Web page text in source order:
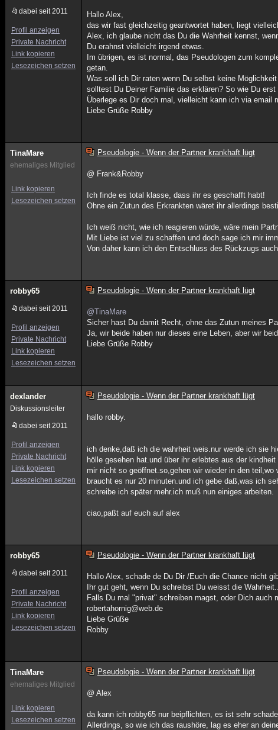
dabei seit 2011
Profil anzeigen
Private Nachricht
Link kopieren
Lesezeichen setzen
Hallo Alex,
das wir fast gleichzeitig geantwortet haben, liegt
Alex, ich glaube nicht das Du die Wahrheit kennst,
Du erahnst vielleicht irgend etwas.
Im übrigen, es ist normal, das Pseudologen zum
getan.
Was soll ich Dir raten wenn Du selbst keine
solltest Du Deiner Familie das erklären? So wie Du
Überlege es Dir doch mal, vielleicht kann ich via email
Liebe Grüße Robby
TinaMare
ehemaliges Mitglied
Link kopieren
Lesezeichen setzen
Pseudologie - Wenn der Partner krankhaft lügt
@ Frank&Robby
Ich finde es total klasse, dass ihr es geschafft habt!
Ohne ein Zutun des Erkrankten wäret ihr allerdings
Ich weiß nicht, wie ich reagieren würde, wäre mein
Mit Liebe ist viel zu schaffen und doch sage ich mir
Von daher kann ich den Entschluss des Rückzugs
robby65
dabei seit 2011
Profil anzeigen
Private Nachricht
Link kopieren
Lesezeichen setzen
Pseudologie - Wenn der Partner krankhaft lügt
@TinaMare
Sicher hast Du damit Recht, ohne das Zutun meines
Ja, wir beide haben nur dieses eine Leben, aber wir
Liebe Grüße Robby
dexlander
Diskussionsleiter
dabei seit 2011
Profil anzeigen
Private Nachricht
Link kopieren
Lesezeichen setzen
Pseudologie - Wenn der Partner krankhaft lügt
hallo robby.
ich denke,daß ich die wahrheit weis.nur werde ich sie
hölle gesehen hat.und über ihr erlebtes aus der
mir nicht so geöffnet.so,gehen wir wieder in den
braucht es nur 20 minuten.und ich gebe daß,was ich
schreibe ich später mehr.ich muß nun einiges arbeiten.
ciao,paßt auf euch auf alex
robby65
dabei seit 2011
Profil anzeigen
Private Nachricht
Link kopieren
Lesezeichen setzen
Pseudologie - Wenn der Partner krankhaft lügt
Hallo Alex, schade de Du Dir /Euch die Chance nicht
Ihr gut geht, wenn Du schreibst Du weisst die
Falls Du mal "privat" schreiben magst, oder Dich auch
robertahornig@web.de
Liebe Grüße
Robby
TinaMare
ehemaliges Mitglied
Link kopieren
Lesezeichen setzen
Pseudologie - Wenn der Partner krankhaft lügt
@ Alex
da kann ich robby65 nur beipflichten, es ist sehr
Allerdings, so wie ich das raushöre, lag es eher an